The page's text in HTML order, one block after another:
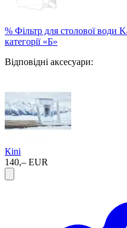
% Фільтр для столової води
категорії «Б»
Відповідні аксесуари:
Кini
140,– EUR